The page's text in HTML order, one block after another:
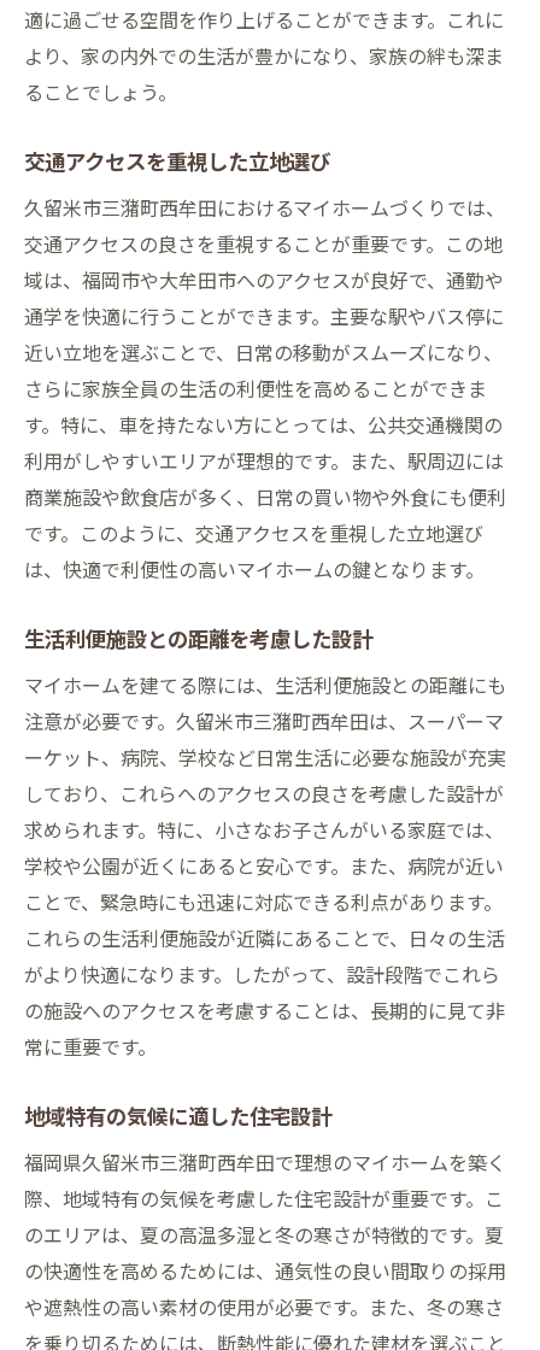
適に過ごせる空間を作り上げることができます。これに
より、家の内外での生活が豊かになり、家族の絆も深ま
ることでしょう。
交通アクセスを重視した立地選び
久留米市三潴町西牟田におけるマイホームづくりでは、
交通アクセスの良さを重視することが重要です。この地
域は、福岡市や大牟田市へのアクセスが良好で、通勤や
通学を快適に行うことができます。主要な駅やバス停に
近い立地を選ぶことで、日常の移動がスムーズになり、
さらに家族全員の生活の利便性を高めることができま
す。特に、車を持たない方にとっては、公共交通機関の
利用がしやすいエリアが理想的です。また、駅周辺には
商業施設や飲食店が多く、日常の買い物や外食にも便利
です。このように、交通アクセスを重視した立地選び
は、快適で利便性の高いマイホームの鍵となります。
生活利便施設との距離を考慮した設計
マイホームを建てる際には、生活利便施設との距離にも
注意が必要です。久留米市三潴町西牟田は、スーパーマ
ーケット、病院、学校など日常生活に必要な施設が充実
しており、これらへのアクセスの良さを考慮した設計が
求められます。特に、小さなお子さんがいる家庭では、
学校や公園が近くにあると安心です。また、病院が近い
ことで、緊急時にも迅速に対応できる利点があります。
これらの生活利便施設が近隣にあることで、日々の生活
がより快適になります。したがって、設計段階でこれら
の施設へのアクセスを考慮することは、長期的に見て非
常に重要です。
地域特有の気候に適した住宅設計
福岡県久留米市三潴町西牟田で理想のマイホームを築く
際、地域特有の気候を考慮した住宅設計が重要です。こ
のエリアは、夏の高温多湿と冬の寒さが特徴的です。夏
の快適性を高めるためには、通気性の良い間取りの採用
や遮熱性の高い素材の使用が必要です。また、冬の寒さ
を乗り切るためには、断熱性能に優れた建材を選ぶこと